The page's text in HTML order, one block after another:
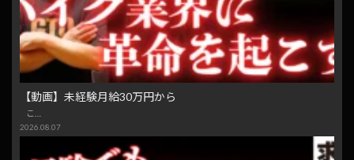
【動画】未経験月給30万円から
こ…
2026.08.07